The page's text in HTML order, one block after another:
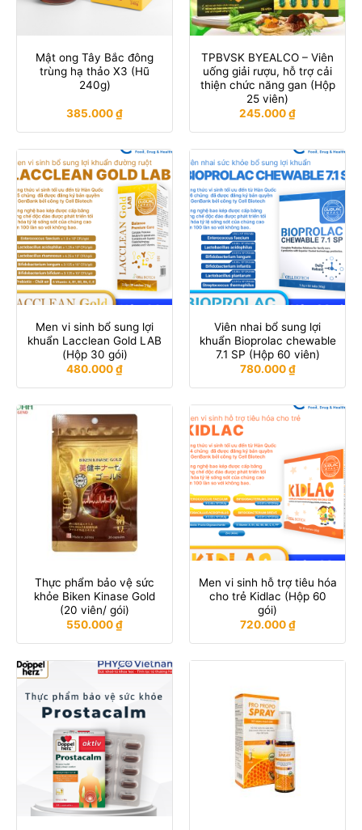
Mật ong Tây Bắc đông
trùng hạ thảo X3 (Hũ
240g)
385.000₫
TPBVSK BYEALCO – Viên
uống giải rượu, hỗ trợ cải
thiện chức năng gan (Hộp
25 viên)
245.000₫
Men vi sinh bổ sung lợi
khuẩn Lacclean Gold LAB
(Hộp 30 gói)
480.000₫
Viên nhai bổ sung lợi
khuẩn Bioprolac chewable
7.1 SP (Hộp 60 viên)
780.000₫
Thực phẩm bảo vệ sức
khỏe Biken Kinase Gold
(20 viên/ gói)
550.000₫
Men vi sinh hỗ trợ tiêu hóa
cho trẻ Kidlac (Hộp 60
gói)
720.000₫